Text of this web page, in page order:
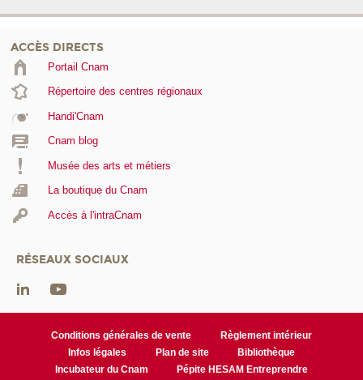
ACCÈS DIRECTS
Portail Cnam
Répertoire des centres régionaux
Handi'Cnam
Cnam blog
Musée des arts et métiers
La boutique du Cnam
Accès à l'intraCnam
RÉSEAUX SOCIAUX
Conditions générales de vente
Règlement intérieur
Infos légales
Plan de site
Bibliothèque
Incubateur du Cnam
Pépite HESAM Entreprendre